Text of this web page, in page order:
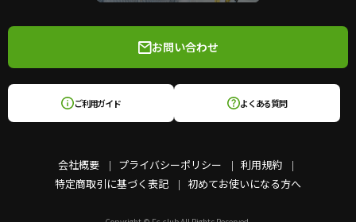
会社概要 プライバシーポリシー
利用規約
特定商取引に基づく表記
初めてお使いになる方へ
お問い合わせ
ご利用ガイド よくある質問